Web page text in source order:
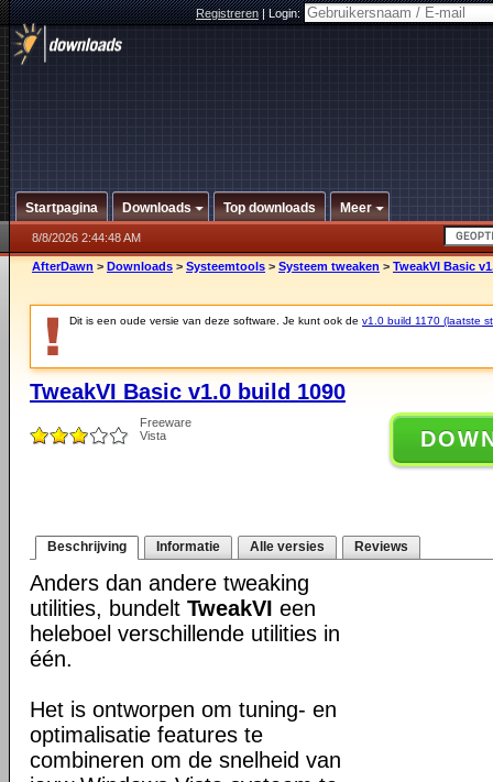
Registreren|Login:
Startpagina Downloads Top downloads Meer
8/8/2026 2:44:48 AM
AfterDawn > Downloads > Systeemtools > Systeem tweaken > TweakVI Basic
Dit is een oude versie van deze software. Je kunt ook de v1.0 build 1170 (laatste
TweakVI Basic v1.0 build 1090
Freeware
Vista
Beschrijving Informatie Alle versies Reviews
Anders dan andere tweaking
utilities, bundelt TweakVI een
heleboel verschillende utilities in
één.
Het is ontworpen om tuning- en
optimalisatie features te
combineren om de snelheid van